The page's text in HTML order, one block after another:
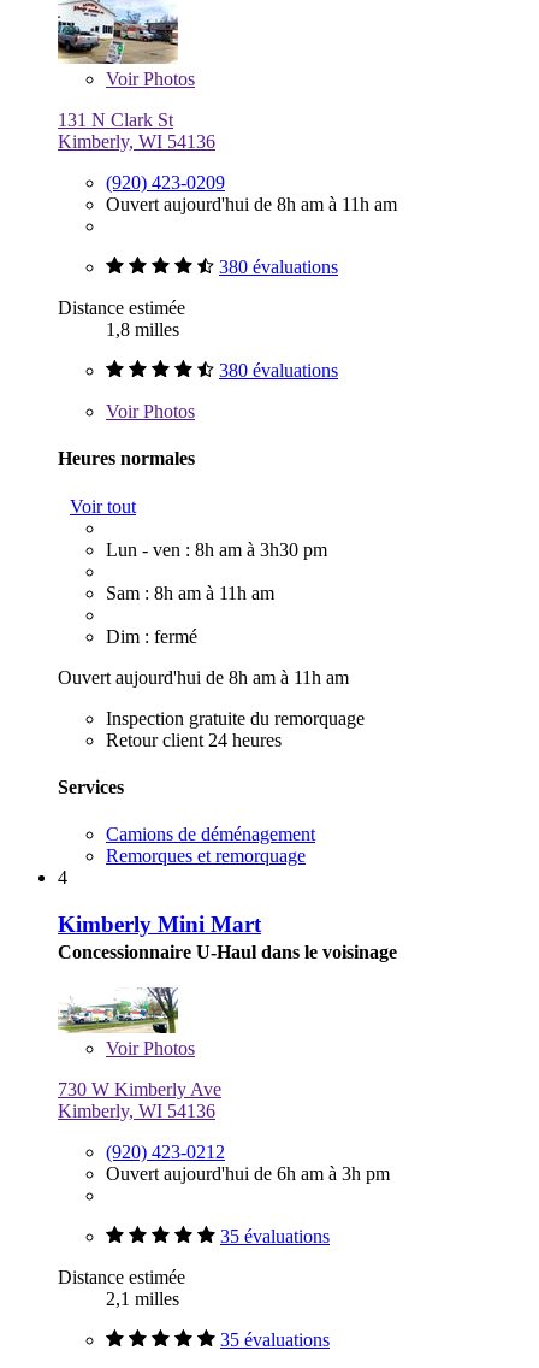
VoirPhotos
131 N Clark St
Kimberly, WI 54136
(920) 423-0209
Ouvert aujourd'hui de 8h am à 11h am
380 évaluations
Distance estimée
1,8 milles
380 évaluations
VoirPhotos
Heures normales
Voir tout
Lun - ven : 8h am à 3h30 pm
Sam : 8h am à 11h am
Dim : fermé
Ouvert aujourd'hui de 8h am à 11h am
Inspection gratuite du remorquage
Retour client 24 heures
Services
Camions de déménagement
Remorques et remorquage
4
Kimberly Mini Mart
Concessionnaire U-Haul dans le voisinage
VoirPhotos
730 W Kimberly Ave
Kimberly, WI 54136
(920) 423-0212
Ouvert aujourd'hui de 6h am à 3h pm
35 évaluations
Distance estimée
2,1 milles
35 évaluations